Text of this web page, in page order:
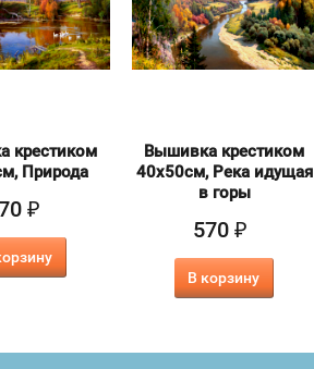
крестиком
Природа
₽
Вышивка крестиком
40х50см, Река идущая
в горы
570 ₽
В корзину